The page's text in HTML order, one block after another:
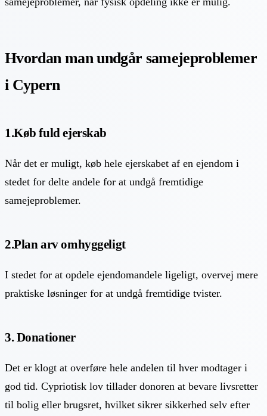
Hvordan man undgår samejeproblemer
i Cypern
1.Køb fuld ejerskab
Når det er muligt, køb hele ejerskabet af en ejendom i
stedet for delte andele for at undgå fremtidige
samejeproblemer.
2.Plan arv omhyggeligt
I stedet for at opdele ejendomandele ligeligt, overvej mere
praktiske løsninger for at undgå fremtidige tvister.
3. Donationer
Det er klogt at overføre hele andelen til hver modtager i
god tid. Cypriotisk lov tillader donoren at bevare livsretter
til bolig eller brugsret, hvilket sikrer sikkerhed selv efter